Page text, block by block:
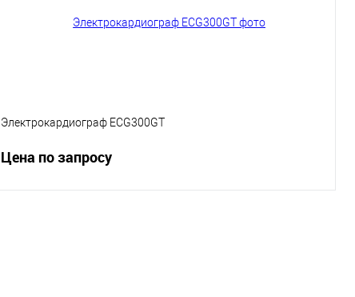
В избранное
Под заказ
Электрокардиограф ECG300GT
Цена по запросу